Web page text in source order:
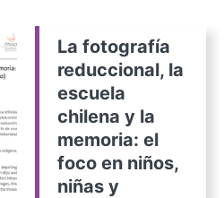
La fotografía
reduccional, la
escuela
chilena y la
memoria: el
foco en niños,
niñas y